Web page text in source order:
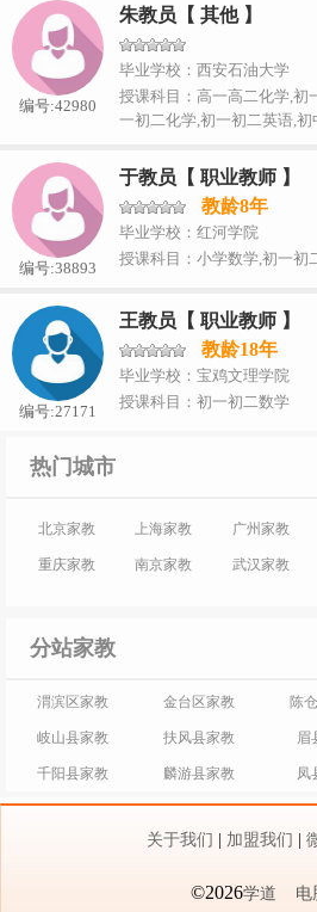
编号:42980
朱教员【 其他 】
毕业学校：西安石油大学
授课科目：高一高二化学,初
一初二化学,初一初二英语,初
编号:38893
于教员【 职业教师 】
教龄8年
毕业学校：红河学院
授课科目：小学数学,初一初
编号:27171
王教员【 职业教师 】
教龄18年
毕业学校：宝鸡文理学院
授课科目：初一初二数学
热门城市
北京家教 上海家教 广州家教
重庆家教 南京家教 武汉家教
分站家教
渭滨区家教 金台区家教 陈
岐山县家教 扶风县家教 眉
千阳县家教 麟游县家教 凤
关于我们 加盟我们
©2026学道 电